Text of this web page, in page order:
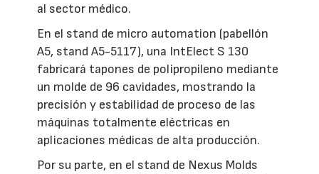
al sector médico.
En el stand de micro automation (pabellón
A5, stand A5-5117), una IntElect S 130
fabricará tapones de polipropileno mediante
un molde de 96 cavidades, mostrando la
precisión y estabilidad de proceso de las
máquinas totalmente eléctricas en
aplicaciones médicas de alta producción.
Por su parte, en el stand de Nexus Molds